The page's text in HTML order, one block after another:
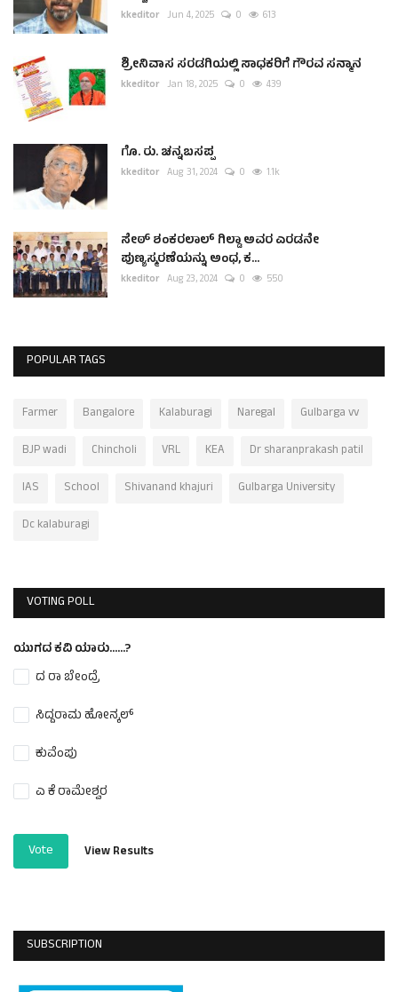
kkeditor Jun 4, 2025 0 613
ಶ್ರೀನಿವಾಸ ಸರಡಗಿಯಲ್ಲಿ ಸಾಧಕರಿಗೆ ಗೌರವ ಸನ್ಮಾನ
kkeditor Jan 18, 2025 0 439
ಗೊ. ರು. ಚನ್ನಬಸಪ್ಪ
kkeditor Aug 31, 2024 0 1.1k
ಸೇಠ್ ಶಂಕರಲಾಲ್ ಗಿಲ್ಡಾ ಅವರ ಎರಡನೇ
ಪುಣ್ಯಸ್ಮರಣೆಯನ್ನು ಅಂಧ, ಕ...
kkeditor Aug 23, 2024 0 550
POPULAR TAGS
Farmer Bangalore Kalaburagi Naregal
Gulbarga vv
BJP wadi
Chincholi VRL KEA
Dr sharanprakash patil
IAS
School Shivanand khajuri
Gulbarga University
Dc kalaburagi
VOTING POLL
ಯುಗದ ಕವಿ ಯಾರು......?
ದ ರಾ ಬೇಂದ್ರೆ
ಸಿದ್ದರಾಮ ಹೋನ್ಕಲ್
ಕುವೆಂಪು
ಎ ಕೆ ರಾಮೇಶ್ವರ
Vote View Results
SUBSCRIPTION